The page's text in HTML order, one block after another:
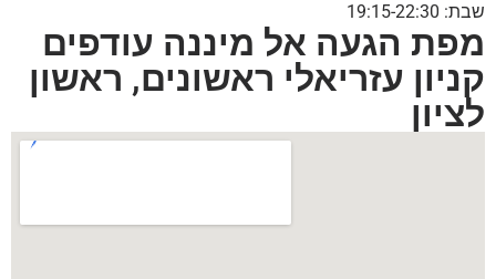
שבת: 19:15-22:30
מפת הגעה אל מיננה עודפים
קניון עזריאלי ראשונים, ראשון
לציון